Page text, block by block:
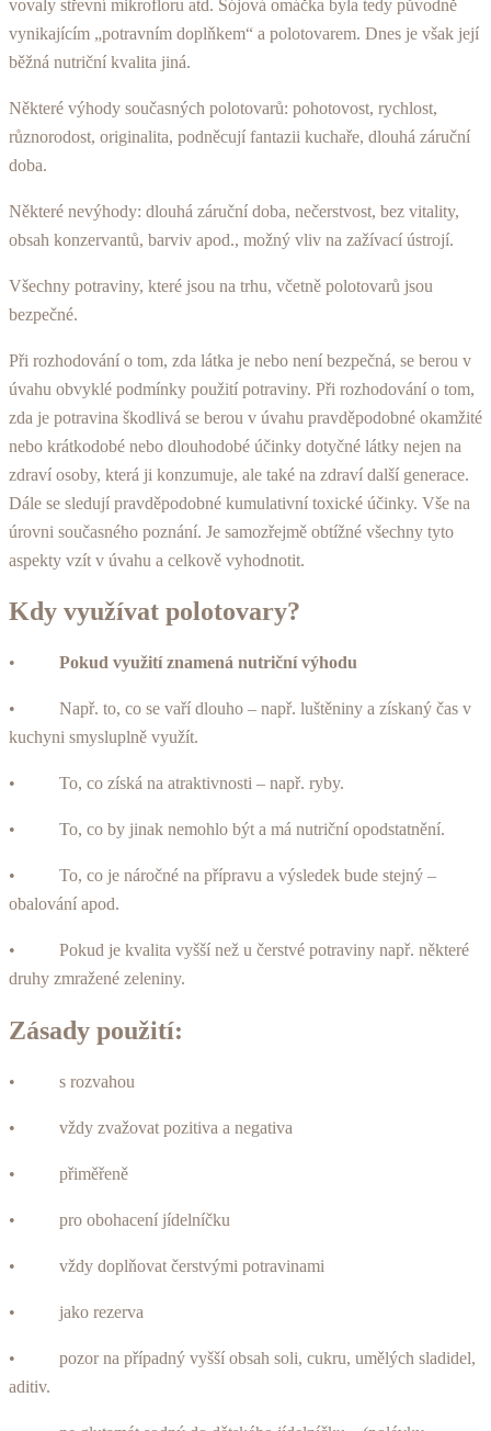
vovaly střevní mikrofloru atd. Sójová omáčka byla tedy původně
vynikajícím „potravním doplňkem“ a polotova­rem. Dnes je však její
běžná nutriční kvalita jiná.
Některé výhody současných polotovarů: pohotovost, rychlost,
různorodost, originalita, podněcují fantazii ku­chaře, dlouhá záruční
doba.
Některé nevýhody: dlouhá záruční doba, nečerstvost, bez vitality,
obsah konzervantů, barviv apod., možný vliv na zažívací ústrojí.
Všechny potraviny, které jsou na trhu, včetně poloto­varů jsou
bezpečné.
Při rozhodování o tom, zda látka je nebo není bezpeč­ná, se berou v
úvahu obvyklé podmínky použití potravi­ny. Při rozhodování o tom,
zda je potravina škodlivá se berou v úvahu pravděpodobné okamžité
nebo krátko­dobé nebo dlouhodobé účinky dotyčné látky nejen na
zdraví osoby, která ji konzumuje, ale také na zdraví další generace.
Dále se sledují pravděpodobné kumu­lativní toxické účinky. Vše na
úrovni současného po­znání. Je samozřejmě obtížné všechny tyto
aspekty vzít v úvahu a celkově vyhodnotit.
Kdy využívat polotovary?
• Pokud využití znamená nutriční výhodu
• Např. to, co se vaří dlouho – např. luštěniny a získaný čas v
kuchyni smysluplně využít.
• To, co získá na atraktivnosti – např. ryby.
• To, co by jinak nemohlo být a má nutriční opodstatnění.
• To, co je náročné na přípravu a výsledek bude stejný –
obalování apod.
• Pokud je kvalita vyšší než u čerstvé potraviny např. některé
druhy zmražené zeleniny.
Zásady použití:
• s rozvahou
• vždy zvažovat pozitiva a negativa
• přiměřeně
• pro obohacení jí­delníčku
• vždy doplňovat čerstvými potravi­nami
• jako rezerva
• pozor na případný vyšší obsah soli, cukru, umělých sladidel,
aditiv.